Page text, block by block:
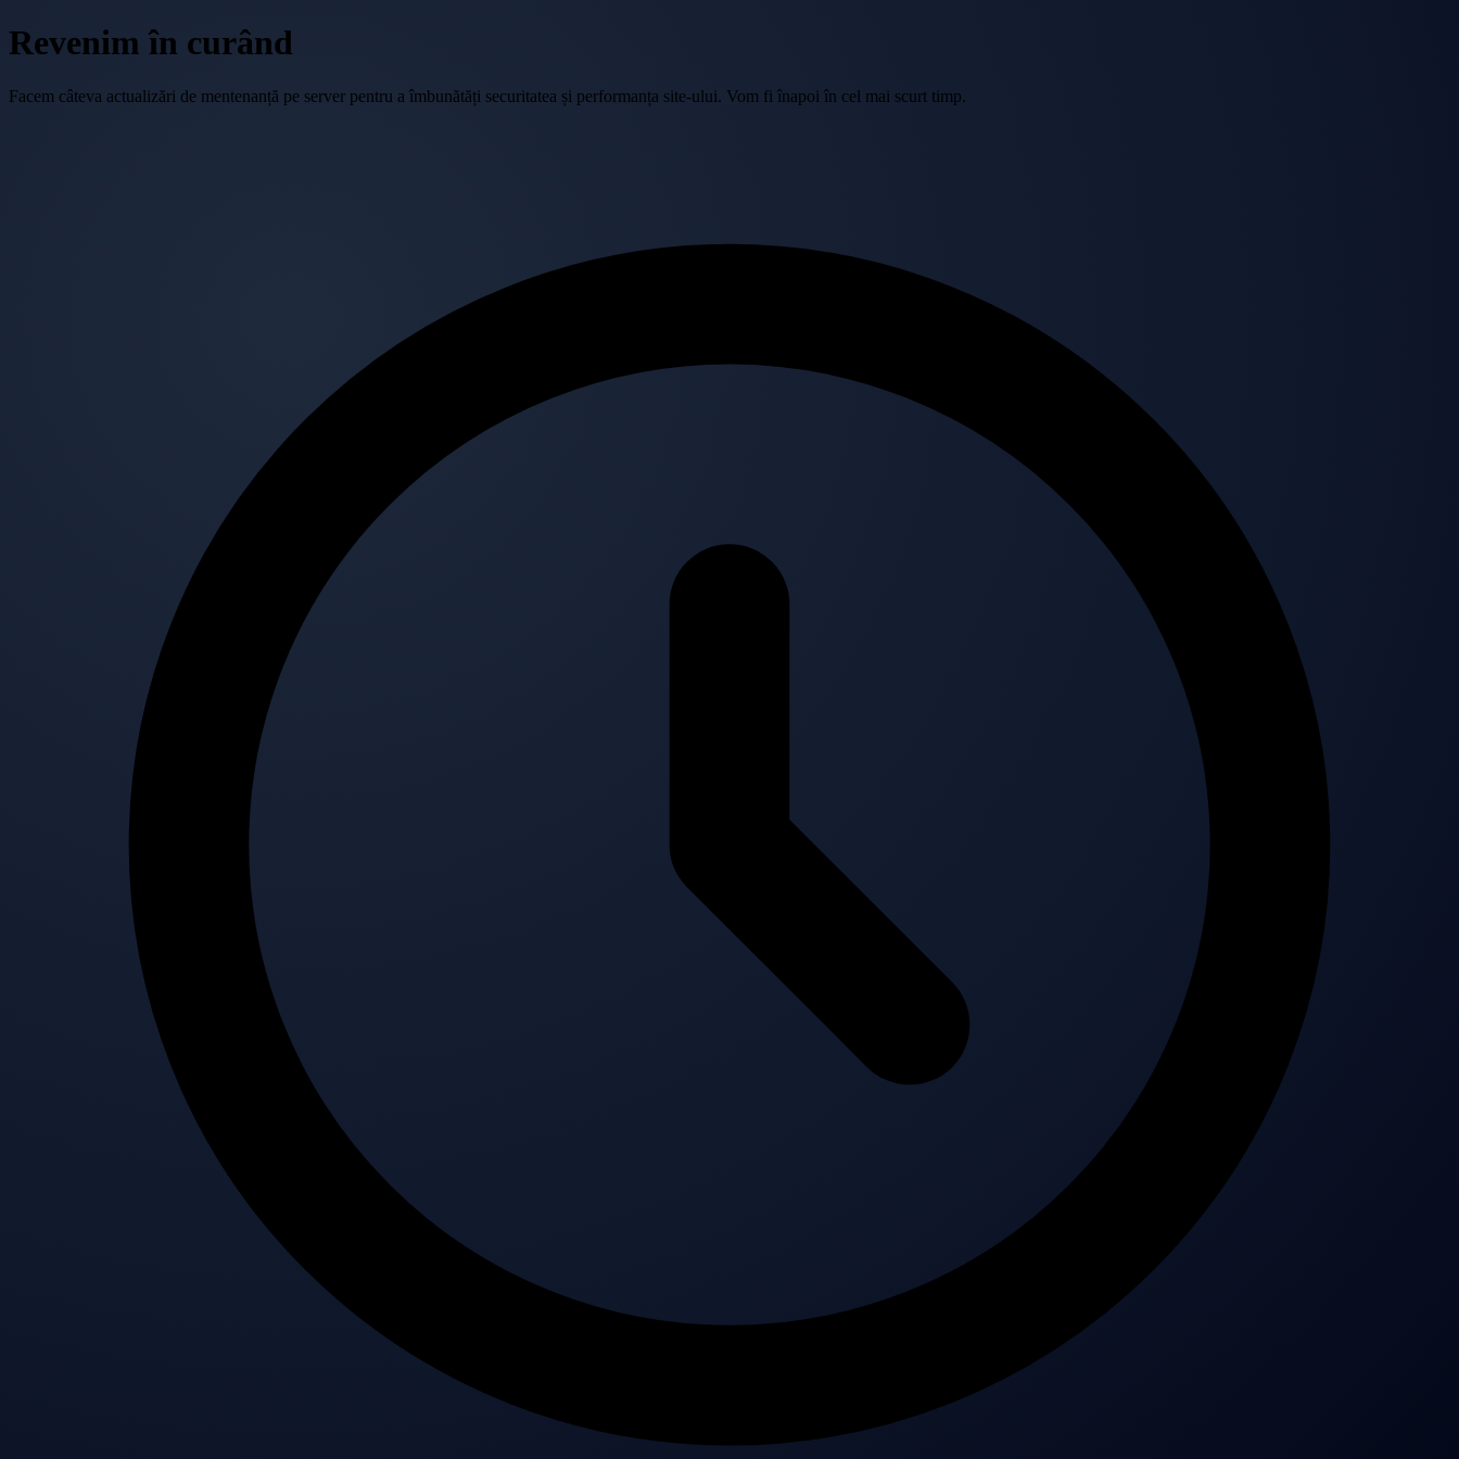
Revenim în curând
Facem câteva actualizări de mentenanță pe server pentru a îmbunătăți securitatea și performanța site-ului. Vom fi înapoi în cel mai scurt timp.